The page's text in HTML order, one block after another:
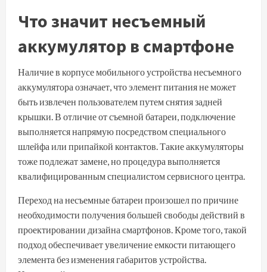
Что значит несъемный
аккумулятор в смартфоне
Наличие в корпусе мобильного устройства несъемного
аккумулятора означает, что элемент питания не может
быть извлечен пользователем путем снятия задней
крышки. В отличие от съемной батареи, подключение
выполняется напрямую посредством специального
шлейфа или припайкой контактов. Такие аккумуляторы
тоже подлежат замене, но процедура выполняется
квалифицированным специалистом сервисного центра.
Переход на несъемные батареи произошел по причине
необходимости получения большей свободы действий в
проектировании дизайна смартфонов. Кроме того, такой
подход обеспечивает увеличение емкости питающего
элемента без изменения габаритов устройства.